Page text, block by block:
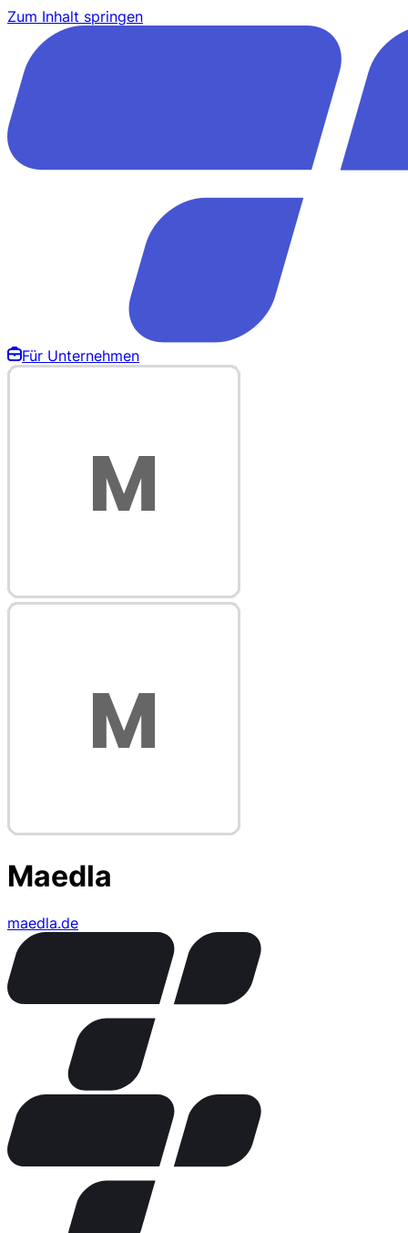
Zum Inhalt springen
Für Unternehmen
Maedla
maedla.de